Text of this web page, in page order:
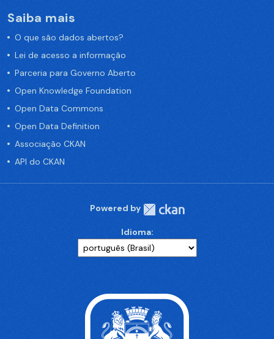
Saiba mais
O que são dados abertos?
Lei de acesso a informação
Parceria para Governo Aberto
Open Knowledge Foundation
Open Data Commons
Open Data Definition
Associação CKAN
API do CKAN
Powered by
Idioma